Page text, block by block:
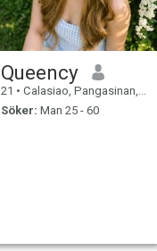
Queency
21 • Calasiao, Pangasinan, Filippinerna
Söker: Man 25 - 60